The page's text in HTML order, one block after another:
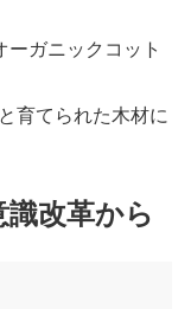
ーガニックコット
育てられた木材に
改革から